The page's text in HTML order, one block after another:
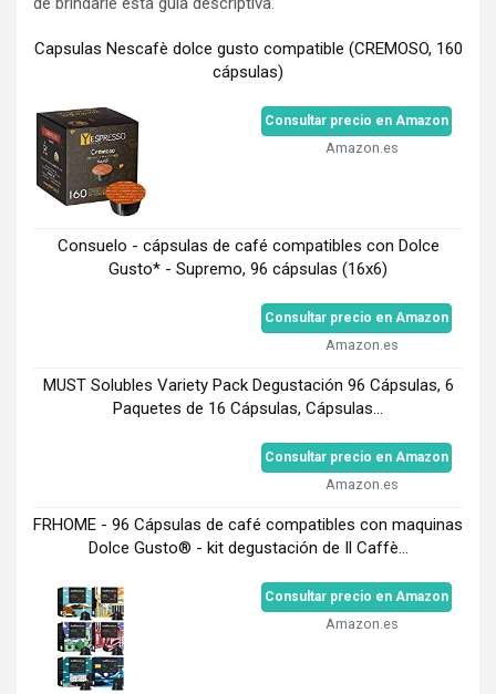
Capsulas Nescafè dolce gusto compatible (CREMOSO, 160
cápsulas)
Consultar precio en Amazon
Amazon.es
Consuelo - cápsulas de café compatibles con Dolce
Gusto* - Supremo, 96 cápsulas (16x6)
Consultar precio en Amazon
Amazon.es
MUST Solubles Variety Pack Degustación 96 Cápsulas, 6
Paquetes de 16 Cápsulas, Cápsulas...
Consultar precio en Amazon
Amazon.es
FRHOME - 96 Cápsulas de café compatibles con maquinas
Dolce Gusto® - kit degustación de Il Caffè...
Consultar precio en Amazon
Amazon.es